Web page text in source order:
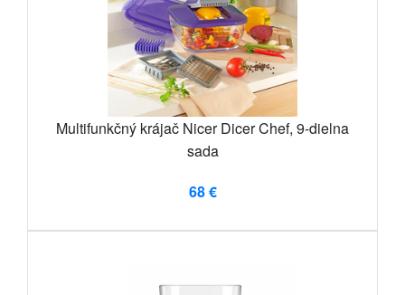
Multifunkčný krájač Nicer Dicer Chef, 9-dielna
sada
68 €